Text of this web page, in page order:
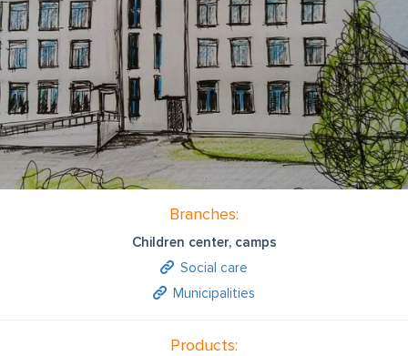
Branches:
Children center, camps
Social care
Municipalities
Products: